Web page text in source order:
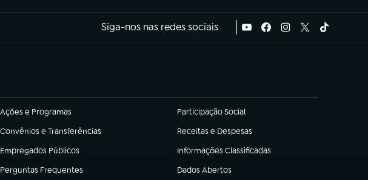
Siga-nos nas redes sociais
Ações e Programas
(abre em nova aba) Participação Social
(abre em nova aba)
Convênios e Transferências
(abre em nova aba) Receitas e Despesas
(abre em nova aba)
Empregados Públicos
(abre em nova aba) Informações Classificadas
(abre em nova aba)
Perguntas Frequentes
(abre em nova aba) Dados Abertos
(abre em nova aba)